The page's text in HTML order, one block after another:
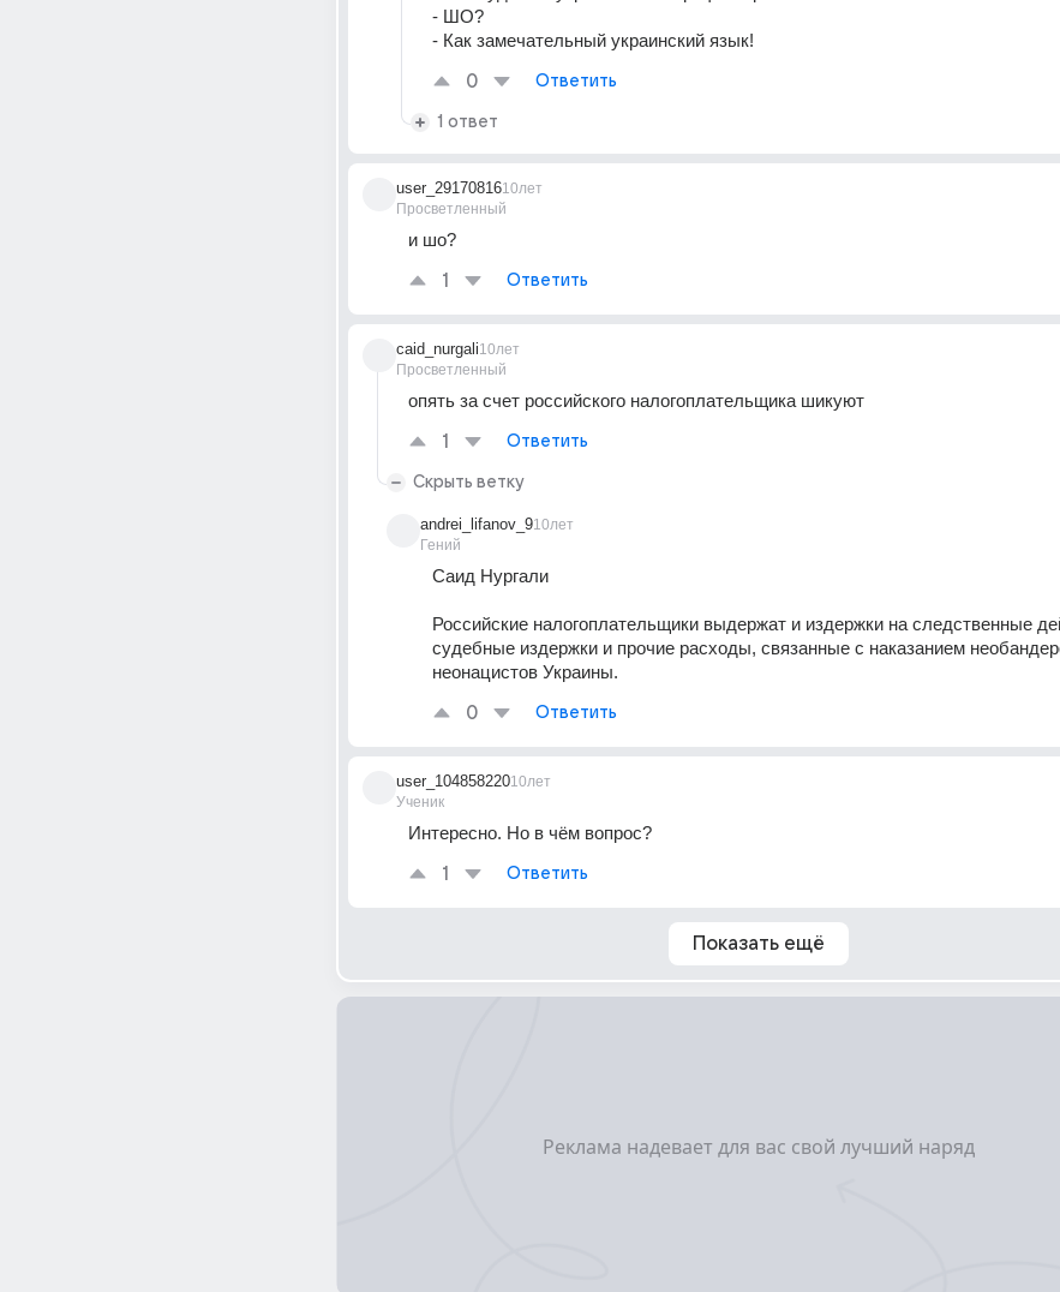
- ШО?
- Как замечательный украинский язык!
0 Ответить
1 ответ
user_29170816
Просветленный
10лет
и шо?
1 Ответить
caid_nurgali
Просветленный
10лет
опять за счет российского налогоплательщика шикуют
1 Ответить
Скрыть ветку
andrei_lifanov_9
Гений
10лет
Caид Нургали
Российские налогоплательщики выдержат и издержки на следственные
судебные издержки и прочие расходы, связанные с наказанием
неонацистов Украины.
0 Ответить
user_104858220
Ученик
10лет
Интересно. Но в чём вопрос?
1 Ответить
Показать ещё